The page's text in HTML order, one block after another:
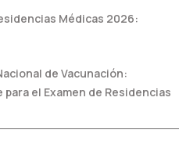
Médicas 2026:
de Vacunación:
el Examen de Residencias